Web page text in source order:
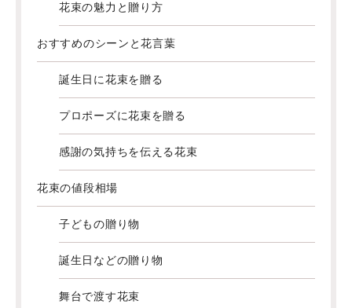
花束の魅力と贈り方
おすすめのシーンと花言葉
誕生日に花束を贈る
プロポーズに花束を贈る
感謝の気持ちを伝える花束
花束の値段相場
子どもの贈り物
誕生日などの贈り物
舞台で渡す花束